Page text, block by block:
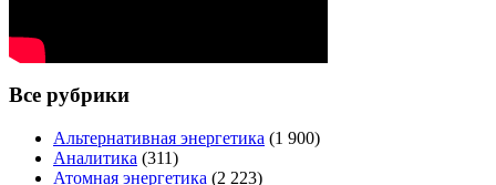
Все рубрики
Альтернативная энергетика (1 900)
Аналитика (311)
Атомная энергетика (2 223)